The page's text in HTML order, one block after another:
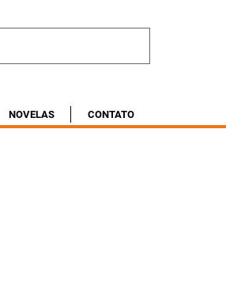
NOVELAS CONTATO